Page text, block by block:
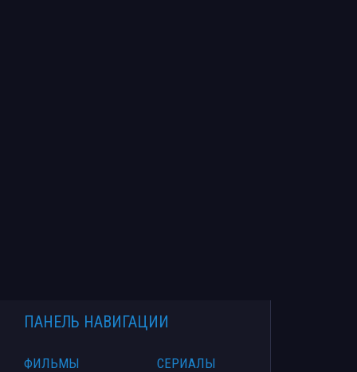
ПАНЕЛЬ НАВИГАЦИИ
ФИЛЬМЫ СЕРИАЛЫ